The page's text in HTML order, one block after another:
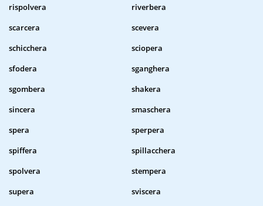
rispolvera
riverbera
scarcera
scevera
schicchera
sciopera
sfodera
sganghera
sgombera
shakera
sincera
smaschera
spera
sperpera
spiffera
spillacchera
spolvera
stempera
supera
sviscera